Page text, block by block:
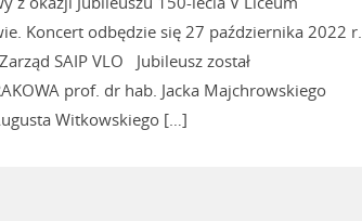
Koncert odbędzie się 27 października 2022 r.
SAIP VLO Jubileusz został
prof. dr hab. Jacka Majchrowskiego
Witkowskiego […]